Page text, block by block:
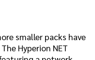
smaller packs have
Hyperion NET